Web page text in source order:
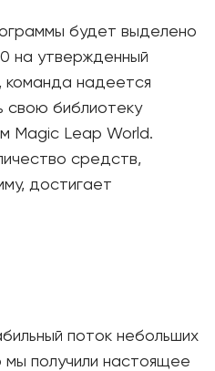
будет выделено
на утвержденный
команда надеется
свою библиотеку
Magic Leap World.
средств,
достигает
поток небольших
получили настоящее